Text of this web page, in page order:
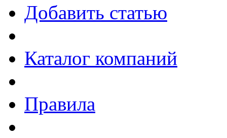
Добавить статью
Каталог компаний
Правила